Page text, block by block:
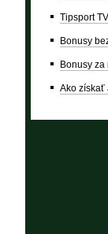
Tipsport TV
Bonusy
Bonusy za
Ako získať